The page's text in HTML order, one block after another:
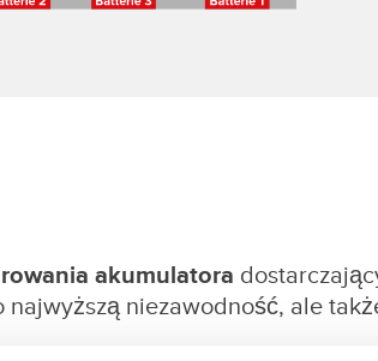
akumulatora
najwyższą niezawodność, ale